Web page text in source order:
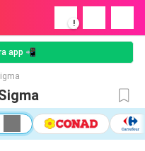
!
app 📲